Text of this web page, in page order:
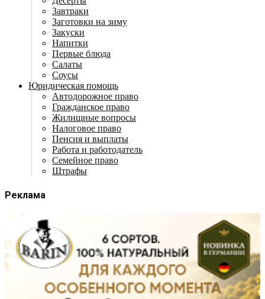
Завтраки
Заготовки на зиму
Закуски
Напитки
Первые блюда
Салаты
Соусы
Юридическая помощь
Автодорожное право
Гражданское право
Жилищные вопросы
Налоговое право
Пенсия и выплаты
Работа и работодатель
Семейное право
Штрафы
Реклама